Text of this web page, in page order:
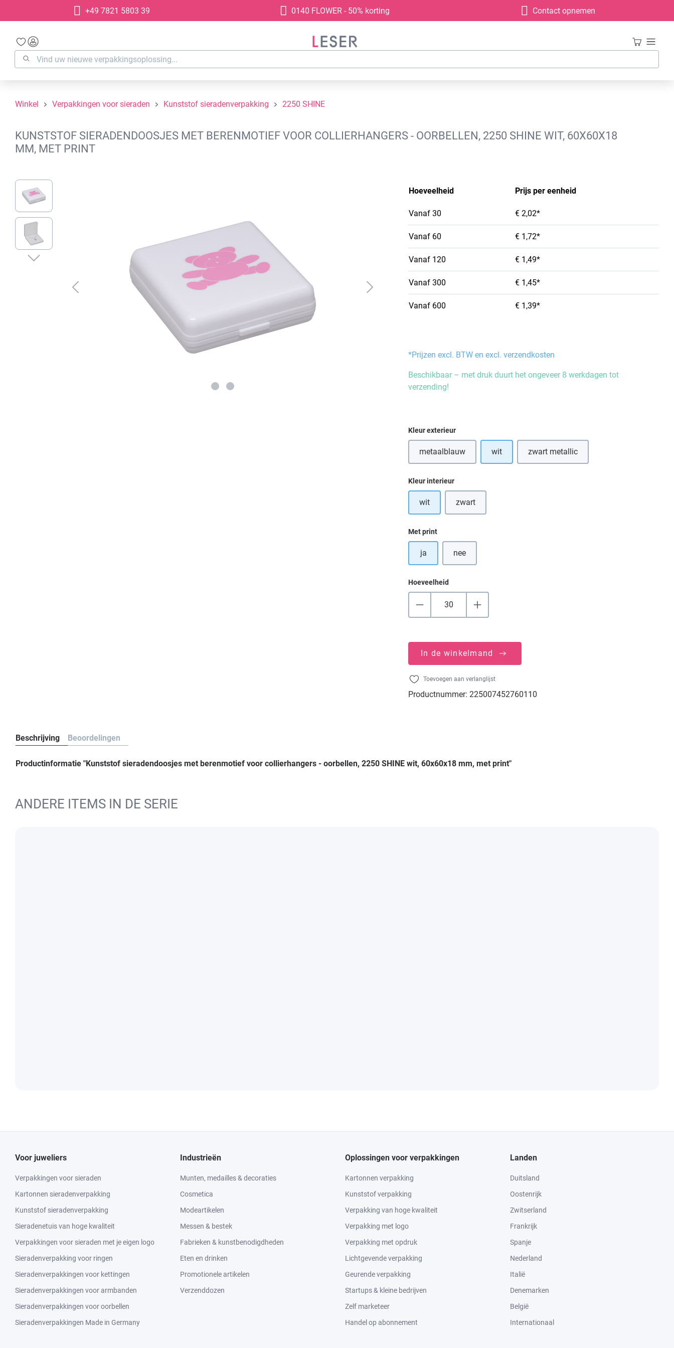
Ga naar de hoofdnavigatie
+49 7821 5803 39 0140 FLOWER - 50% korting Contact opnemen
Winkel Verpakkingen voor sieraden Kunststof sieradenverpakking 2250 SHINE
KUNSTSTOF SIERADENDOOSJES MET BERENMOTIEF VOOR COLLIERHANGERS - OORBELLEN, 2250 SHINE WIT, 60X60X18
MM, MET PRINT
Afbeeldingengalerij overslaan
Hoeveelheid Prijs per eenheid
Vanaf 30 € 2,02*
Vanaf 60 € 1,72*
Vanaf 120 € 1,49*
Vanaf 300 € 1,45*
Vanaf 600 € 1,39*
*Prijzen excl. BTW en excl. verzendkosten
Beschikbaar – met druk duurt het ongeveer 8 werkdagen tot
verzending!
Selecteer
Kleur exterieur
metaalblauw wit zwart metallic(Deze optie is momenteel niet
Selecteer
Kleur interieur
wit zwart(Deze optie is momenteel niet beschikbaar.)
Selecteer
Met print
ja nee(Deze optie is momenteel niet beschikbaar.)
Hoeveelheid
In de winkelmand
Toevoegen aan verlanglijst
Productnummer: 225007452760110
Beschrijving Beoordelingen
Productinformatie "Kunststof sieradendoosjes met berenmotief voor collierhangers - oorbellen, 2250 SHINE wit, 60x60x18 mm, met print"
ANDERE ITEMS IN DE SERIE
Voor juweliers
Verpakkingen voor sieraden
Kartonnen sieradenverpakking
Kunststof sieradenverpakking
Sieradenetuis van hoge kwaliteit
Verpakkingen voor sieraden met je eigen logo
Sieradenverpakking voor ringen
Sieradenverpakkingen voor kettingen
Sieradenverpakkingen voor armbanden
Sieradenverpakkingen voor oorbellen
Sieradenverpakkingen Made in Germany
Industrieën
Munten, medailles & decoraties
Cosmetica
Modeartikelen
Messen & bestek
Fabrieken & kunstbenodigdheden
Eten en drinken
Promotionele artikelen
Verzenddozen
Oplossingen voor verpakkingen
Kartonnen verpakking
Kunststof verpakking
Verpakking van hoge kwaliteit
Verpakking met logo
Verpakking met opdruk
Lichtgevende verpakking
Geurende verpakking
Startups & kleine bedrijven
Zelf marketeer
Handel op abonnement
Landen
Duitsland
Oostenrijk
Zwitserland
Frankrijk
Spanje
Nederland
Italië
Denemarken
België
Internationaal